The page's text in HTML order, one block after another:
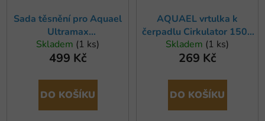
Sada těsnění pro Aquael
Ultramax
1000/1500/2000,
Maxikani
Skladem (1 ks)
499 Kč
DO KOŠÍKU
AQUAEL vrtulka k
čerpadlu Cirkulator 1500
a filtru Turbo 1500
Skladem (1 ks)
269 Kč
DO KOŠÍKU